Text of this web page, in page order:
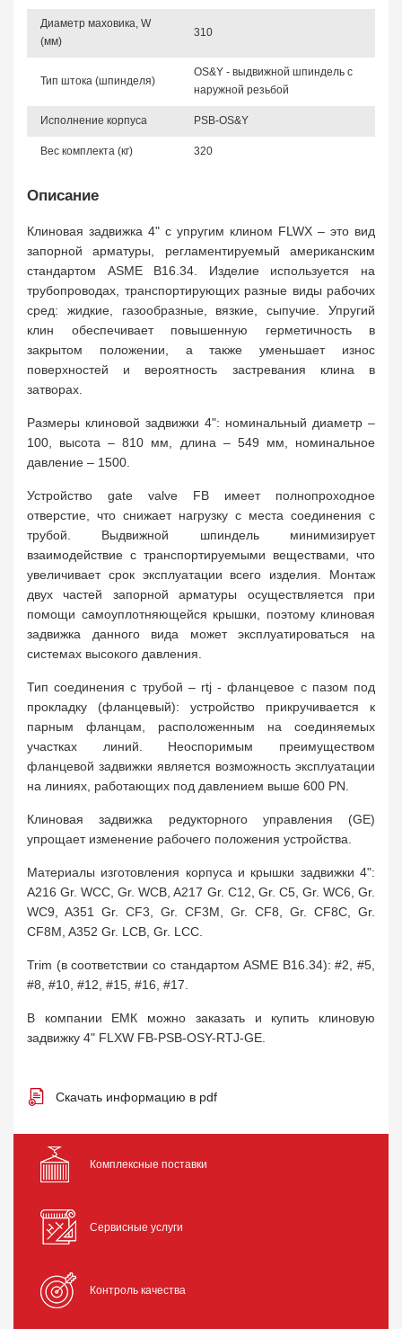
Диаметр маховика, W
(мм)
310
Тип штока (шпинделя)
OS&Y - выдвижной шпиндель с
наружной резьбой
Исполнение корпуса PSB-OS&Y
Вес комплекта (кг) 320
Описание
Клиновая задвижка 4" с упругим клином FLWX – это вид
запорной арматуры, регламентируемый американским
стандартом ASME B16.34. Изделие используется на
трубопроводах, транспортирующих разные виды рабочих
сред: жидкие, газообразные, вязкие, сыпучие. Упругий
клин обеспечивает повышенную герметичность в
закрытом положении, а также уменьшает износ
поверхностей и вероятность застревания клина в
затворах.
Размеры клиновой задвижки 4": номинальный диаметр –
100, высота – 810 мм, длина – 549 мм, номинальное
давление – 1500.
Устройство gate valve FB имеет полнопроходное
отверстие, что снижает нагрузку с места соединения с
трубой. Выдвижной шпиндель минимизирует
взаимодействие с транспортируемыми веществами, что
увеличивает срок эксплуатации всего изделия. Монтаж
двух частей запорной арматуры осуществляется при
помощи самоуплотняющейся крышки, поэтому клиновая
задвижка данного вида может эксплуатироваться на
системах высокого давления.
Тип соединения с трубой – rtj - фланцевое с пазом под
прокладку (фланцевый): устройство прикручивается к
парным фланцам, расположенным на соединяемых
участках линий. Неоспоримым преимуществом
фланцевой задвижки является возможность эксплуатации
на линиях, работающих под давлением выше 600 PN.
Клиновая задвижка редукторного управления (GE)
упрощает изменение рабочего положения устройства.
Материалы изготовления корпуса и крышки задвижки 4":
A216 Gr. WCC, Gr. WCB, A217 Gr. C12, Gr. C5, Gr. WC6, Gr.
WC9, A351 Gr. CF3, Gr. CF3M, Gr. CF8, Gr. CF8C, Gr.
CF8M, A352 Gr. LCB, Gr. LCC.
Trim (в соответствии со стандартом ASME B16.34): #2, #5,
#8, #10, #12, #15, #16, #17.
В компании ЕМК можно заказать и купить клиновую
задвижку 4" FLXW FB-PSB-OSY-RTJ-GE.
Скачать информацию в pdf
Комплексные поставки
Сервисные услуги
Контроль качества